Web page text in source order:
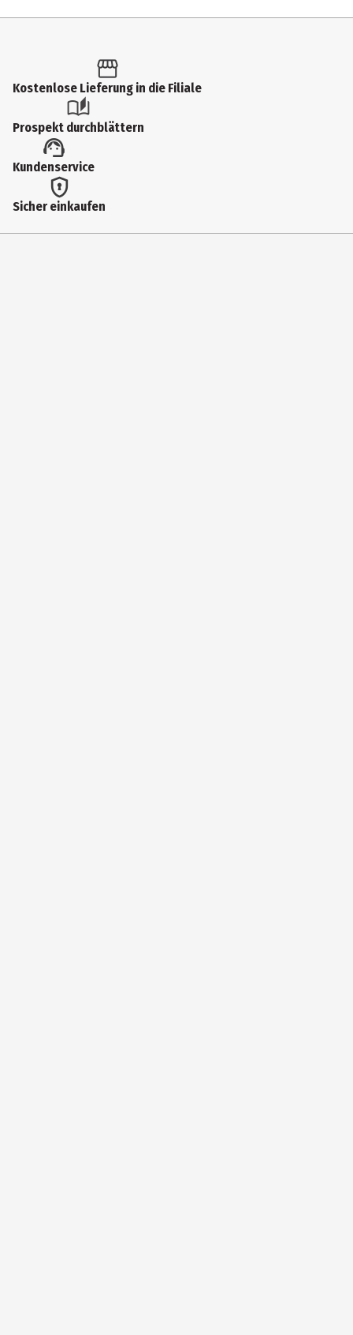
Artikelnummer des Herstellers
Hersteller
Sieper GmbH
Herstelleradresse
Kostenlose Lieferung in die Filiale
Prospekt durchblättern
Kundenservice
Sicher einkaufen